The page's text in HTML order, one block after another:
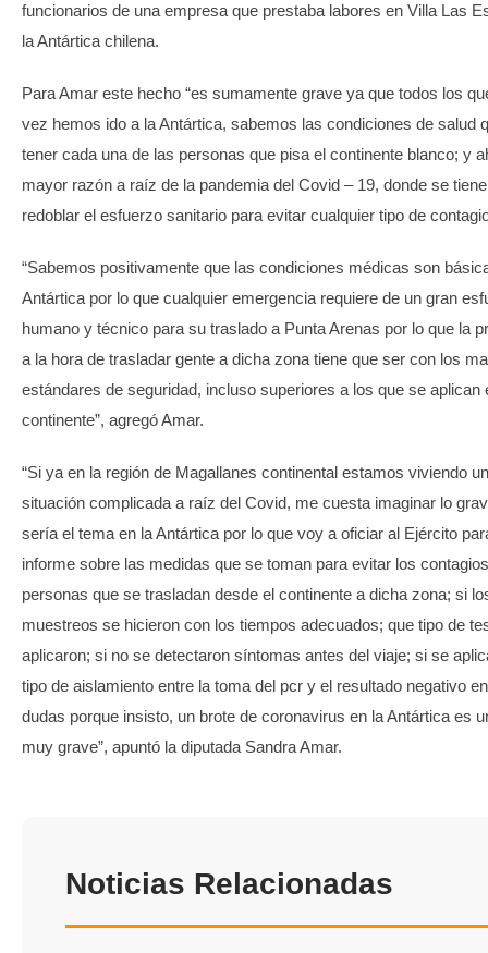
funcionarios de una empresa que prestaba labores en Villa Las
la Antártica chilena.
Para Amar este hecho “es sumamente grave ya que todos los
vez hemos ido a la Antártica, sabemos las condiciones de salud
tener cada una de las personas que pisa el continente blanco; y
mayor razón a raíz de la pandemia del Covid – 19, donde se
redoblar el esfuerzo sanitario para evitar cualquier tipo de
“Sabemos positivamente que las condiciones médicas son
Antártica por lo que cualquier emergencia requiere de un gran
humano y técnico para su traslado a Punta Arenas por lo que la
a la hora de trasladar gente a dicha zona tiene que ser con los
estándares de seguridad, incluso superiores a los que se aplican
continente”, agregó Amar.
“Si ya en la región de Magallanes continental estamos viviendo
situación complicada a raíz del Covid, me cuesta imaginar lo
sería el tema en la Antártica por lo que voy a oficiar al Ejército
informe sobre las medidas que se toman para evitar los
personas que se trasladan desde el continente a dicha zona; si
muestreos se hicieron con los tiempos adecuados; que tipo de
aplicaron; si no se detectaron síntomas antes del viaje; si se
tipo de aislamiento entre la toma del pcr y el resultado negativo
dudas porque insisto, un brote de coronavirus en la Antártica es
muy grave”, apuntó la diputada Sandra Amar.
Noticias Relacionadas